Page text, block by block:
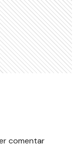
comentar